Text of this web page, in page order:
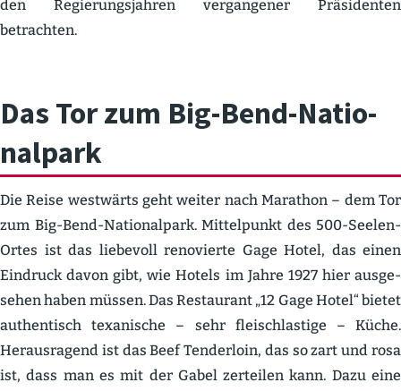
den Regie­rungs­jahren vergan­gener Präsi­denten
betrachten.
Das Tor zum Big-Bend-Natio­
nalpark
Die Reise westwärts geht weiter nach Marathon – dem Tor
zum Big-Bend-Natio­nalpark. Mittel­punkt des 500-Seelen-
Ortes ist das liebevoll renovierte Gage Hotel, das einen
Eindruck davon gibt, wie Hotels im Jahre 1927 hier ausge­
sehen haben müssen. Das Restaurant „12 Gage Hotel“ bietet
authen­tisch texanische – sehr fleisch­lastige – Küche.
Heraus­ragend ist das Beef Tenderloin, das so zart und rosa
ist, dass man es mit der Gabel zerteilen kann. Dazu eine